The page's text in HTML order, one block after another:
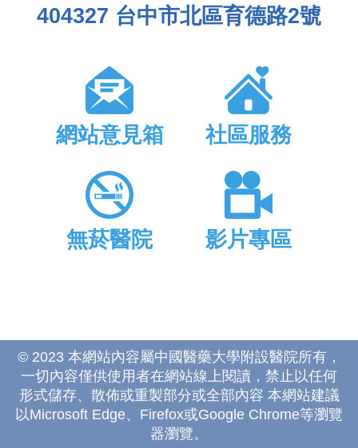
404327 台中市北區育德路2號
網站意見箱 社區服務
無菸醫院 影片專區
© 2023 本網站內容屬中國醫藥大學附設醫院所有，
一切內容僅供使用者在網站線上閱讀，禁止以任何
形式儲存、散佈或重製部分或全部內容 本網站建議
以Microsoft Edge、Firefox或Google Chrome等瀏覽
器瀏覽。